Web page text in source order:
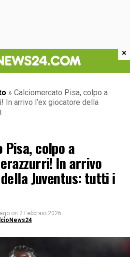
» Calciomercato Pisa, colpo a
In arrivo l’ex giocatore della
colpo a
In arrivo
Juventus: tutti i
on 2 Febbraio 2026
×